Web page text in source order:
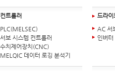
컨트롤러
PLC(MELSEC)
서보 시스템 컨트롤러
수치제어장치(CNC)
MELQIC 데이터 로깅 분석기
드라이
AC 서
인버터